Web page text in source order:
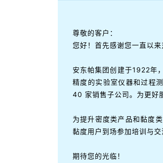
尊敬的客户：
您好！首先感谢您一直以
安东帕集团创建于1922年
精度的实验室仪器和过程
40 家销售子公司。为更好
为提升密度类产品和黏度
黏度用户到场参加培训与交
期待您的光临！